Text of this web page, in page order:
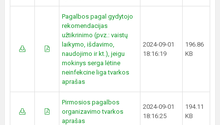
Pagalbos pagal gydytojo
rekomendacijas
užtikrinimo (pvz.: vaistų
laikymo, išdavimo,
naudojimo ir kt.), jeigu
mokinys serga lėtine
neinfekcine liga tvarkos
aprašas
2024-09-01
18:16:19
196.86
KB
Pirmosios pagalbos
organizavimo tvarkos
aprašas
2024-09-01
18:16:25
194.11
KB